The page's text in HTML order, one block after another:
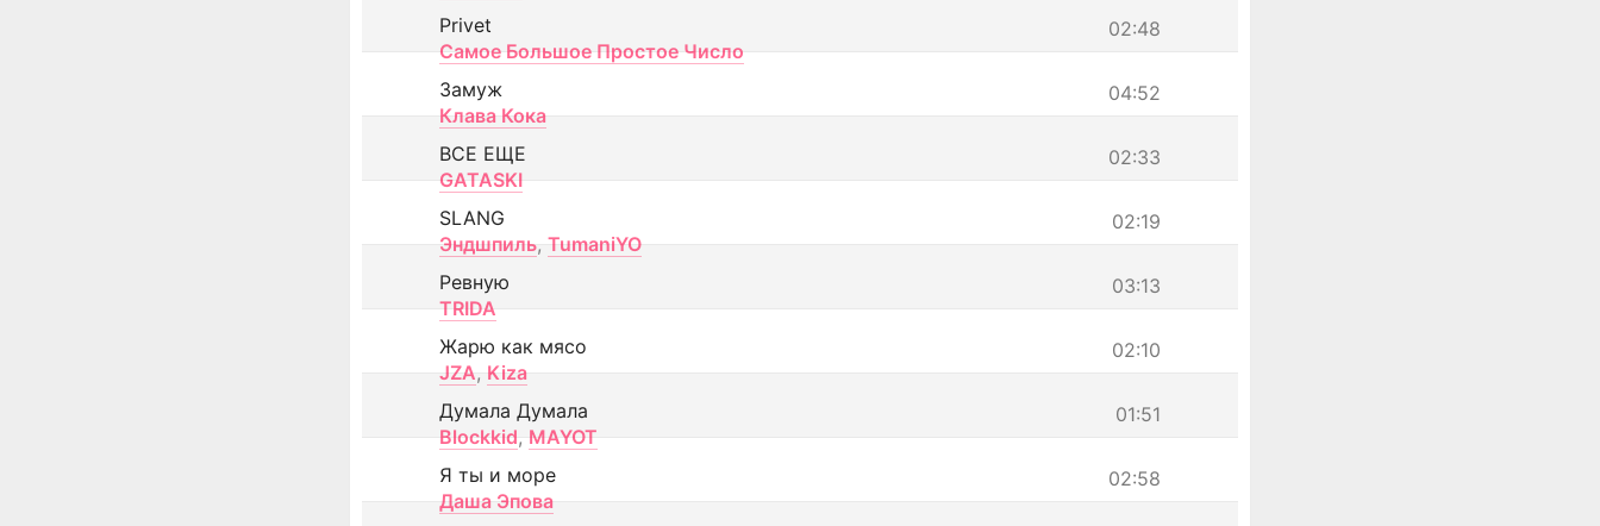
02:48
Privet
Самое Большое Простое Число
04:52
Замуж
Клава Кока
02:33
ВСЕ ЕЩЕ
GATASKI
02:19
SLANG
Эндшпиль, TumaniYO
03:13
Ревную
TRIDA
02:10
Жарю как мясо
JZA, Kiza
01:51
Думала Думала
Blockkid, MAYOT
02:58
Я ты и море
Даша Эпова